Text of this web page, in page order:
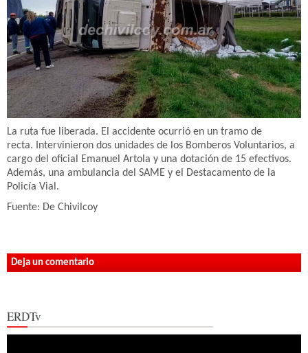
La ruta fue liberada. El accidente ocurrió en un tramo de
recta. Intervinieron dos unidades de los Bomberos Voluntarios, a
cargo del oficial Emanuel Artola y una dotación de 15 efectivos.
Además, una ambulancia del SAME y el Destacamento de la
Policía Vial.
Fuente: De Chivilcoy
Deja un comentario
ERDTv